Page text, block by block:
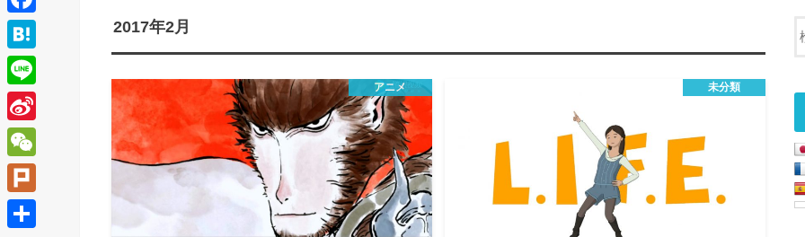
2017年2月
アニメ 未分類
w
i
t
e
r
F
a
c
e
b
o
o
k
H
a
t
e
a
L
i
n
e
S
i
n
a
W
e
C
P